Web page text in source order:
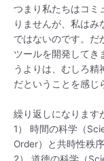
つまり私たちはコミ
りませんが、私は
ではないのです。だ
ツールを開発してき
うよりは、むしろ精
だということを感じ
繰り返しになります
1） 時間の科学（
Order）と共時性秩
2） 道徳の科学（